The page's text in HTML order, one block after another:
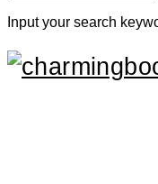
Input your search